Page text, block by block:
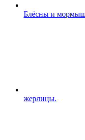
Блёсны и
жерлицы.